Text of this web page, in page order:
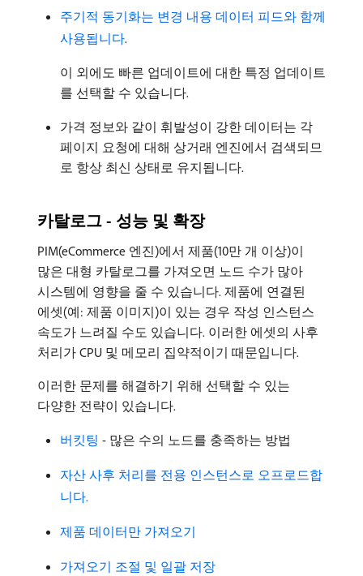
주기적 동기화는 변경 내용 데이터 피드와 함께
사용됩니다.
이 외에도 빠른 업데이트에 대한 특정 업데이트
를 선택할 수 있습니다.
가격 정보와 같이 휘발성이 강한 데이터는 각
페이지 요청에 대해 상거래 엔진에서 검색되므
로 항상 최신 상태로 유지됩니다.
카탈로그 - 성능 및 확장
PIM(eCommerce 엔진)에서 제품(10만 개 이상)이
많은 대형 카탈로그를 가져오면 노드 수가 많아
시스템에 영향을 줄 수 있습니다. 제품에 연결된
에셋(예: 제품 이미지)이 있는 경우 작성 인스턴스
속도가 느려질 수도 있습니다. 이러한 에셋의 사후
처리가 CPU 및 메모리 집약적이기 때문입니다.
이러한 문제를 해결하기 위해 선택할 수 있는
다양한 전략이 있습니다.
버킷팅 - 많은 수의 노드를 충족하는 방법
자산 사후 처리를 전용 인스턴스로 오프로드합
니다.
제품 데이터만 가져오기
가져오기 조절 및 일괄 저장